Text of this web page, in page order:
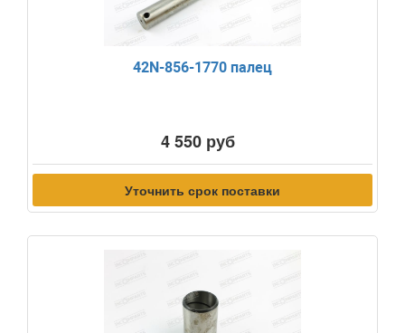
42N-856-1770 палец
4 550 руб
Уточнить срок поставки